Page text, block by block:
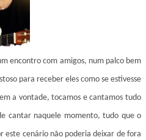
encontro com amigos, num palco bem
para receber eles como se estivesse
a vontade, tocamos e cantamos tudo
cantar naquele momento, tudo que o
este cenário não poderia deixar de fora